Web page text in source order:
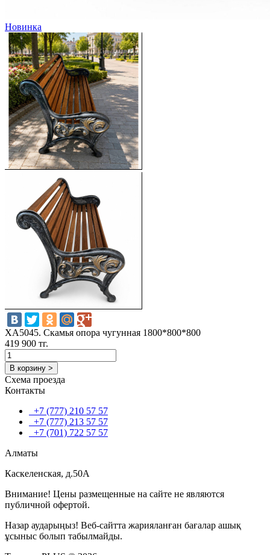
Новинка
ХА5045. Скамья опора чугунная 1800*800*800
419 900 тг.
В корзину >
Схема проезда
Контакты
+7 (777) 210 57 57
+7 (777) 213 57 57
+7 (701) 722 57 57
Алматы
Каскеленская, д.50А
Внимание! Цены размещенные на сайте не являются
публичной офертой.
Назар аударыңыз! Веб-сайтта жарияланған бағалар ашық
ұсыныс болып табылмайды.